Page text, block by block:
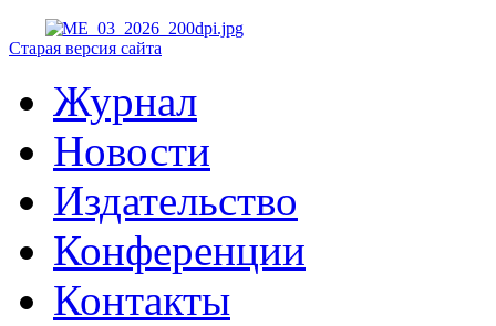
Старая версия сайта
Журнал
Новости
Издательство
Конференции
Контакты